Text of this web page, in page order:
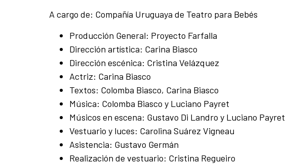
A cargo de: Compañía Uruguaya de Teatro para Bebés
Producción General: Proyecto Farfalla
Dirección artística: Carina Biasco
Dirección escénica: Cristina Velázquez
Actriz: Carina Biasco
Textos: Colomba Biasco, Carina Biasco
Música: Colomba Biasco y Luciano Payret
Músicos en escena: Gustavo Di Landro y Luciano Payret
Vestuario y luces: Carolina Suárez Vigneau
Asistencia: Gustavo Germán
Realización de vestuario: Cristina Regueiro